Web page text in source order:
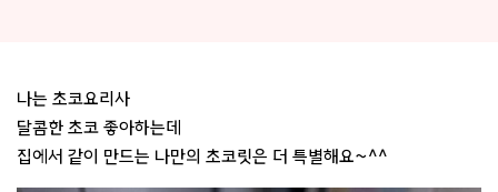
나는 초코요리사
달콤한 초코 좋아하는데
집에서 같이 만드는 나만의 초코릿은 더 특별해요~^^